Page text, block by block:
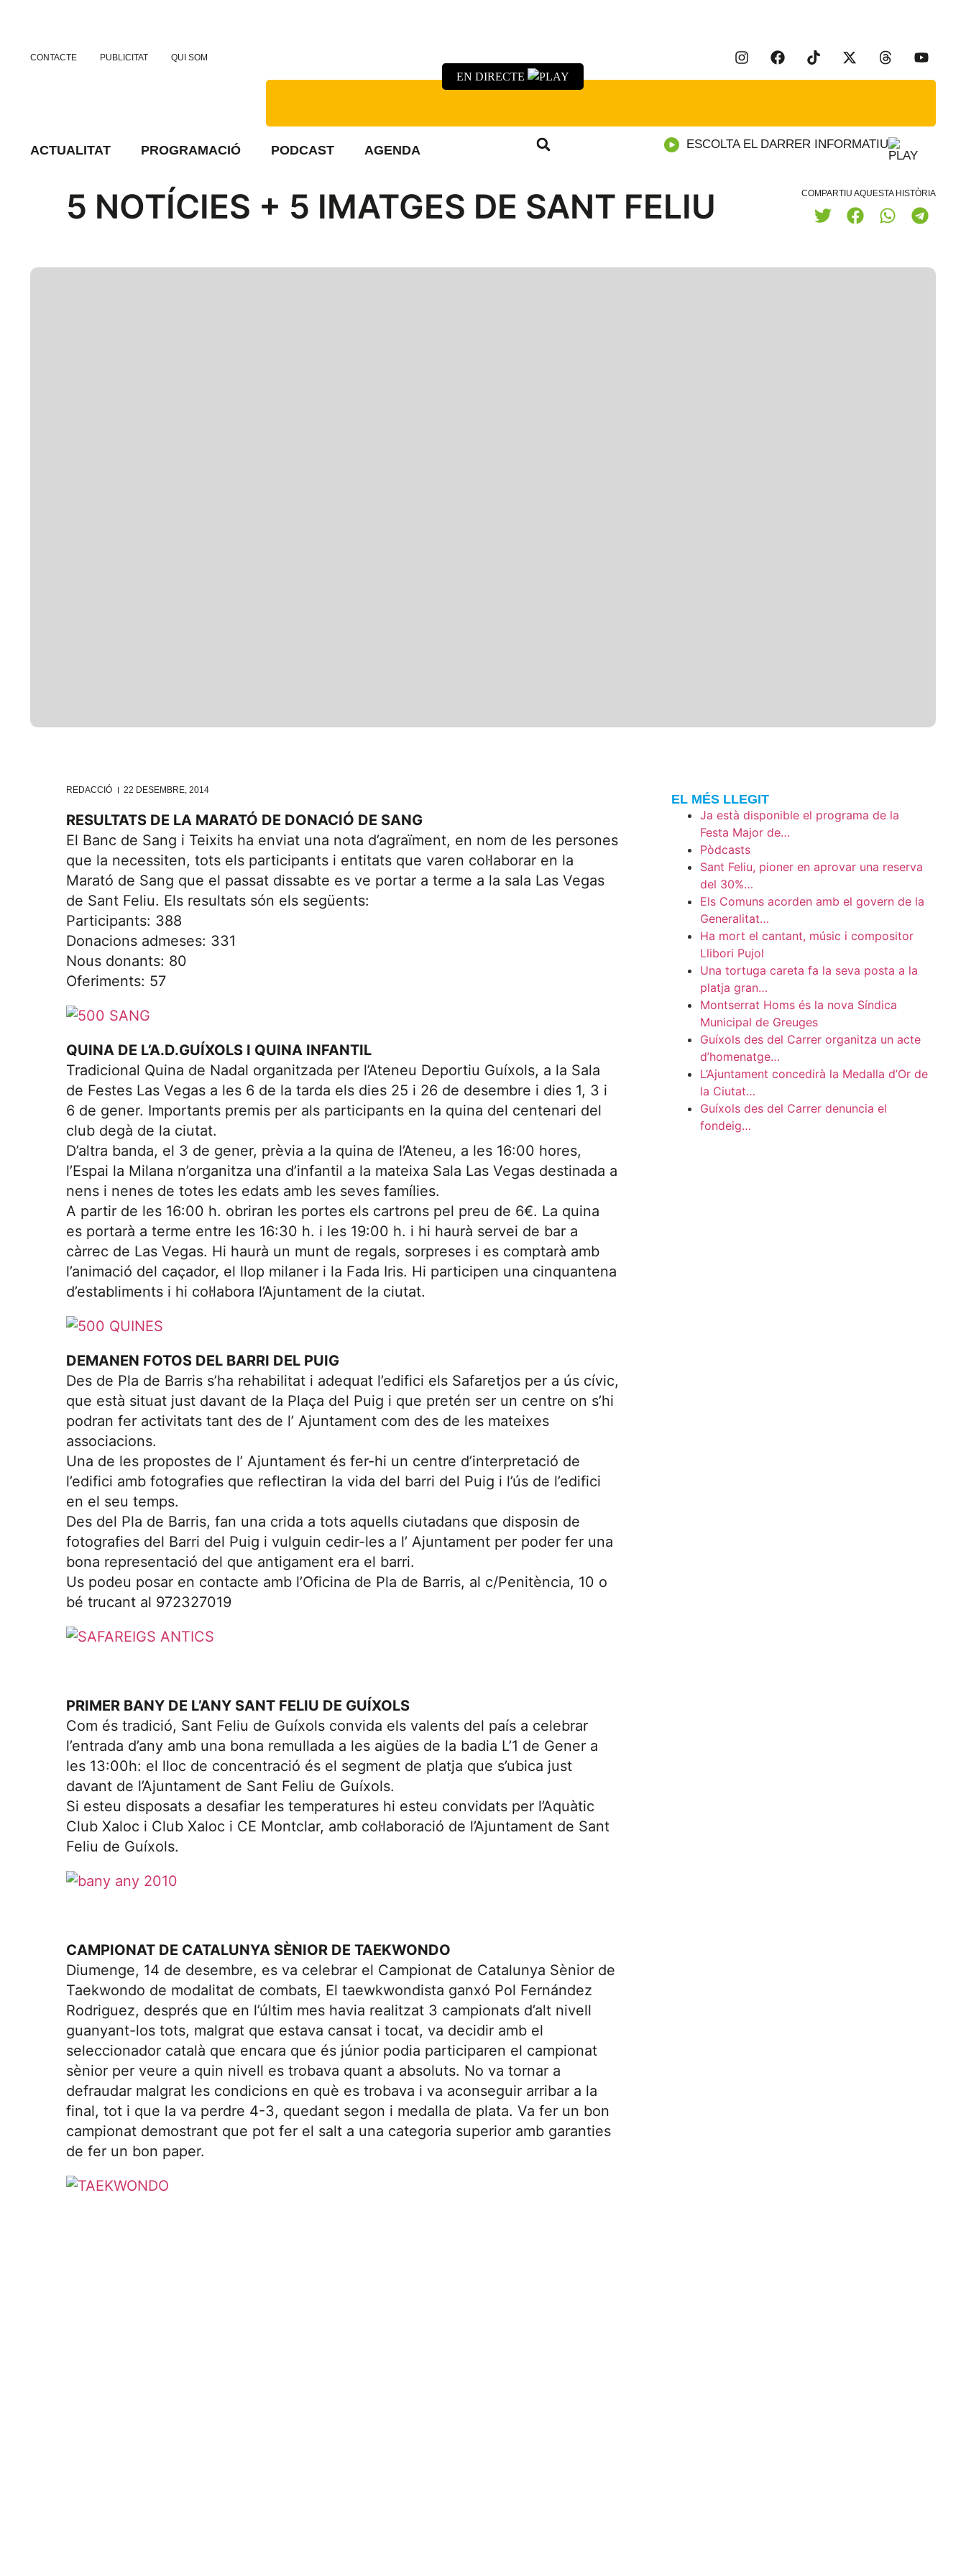
CONTACTE PUBLICITAT QUI SOM
EN DIRECTE
ACTUALITAT PROGRAMACIÓ PODCAST AGENDA ESCOLTA EL DARRER INFORMATIU
5 NOTÍCIES + 5 IMATGES DE SANT FELIU COMPARTIU AQUESTA HISTÒRIA
REDACCIÓ 22 DESEMBRE, 2014
RESULTATS DE LA MARATÓ DE DONACIÓ DE SANG
El Banc de Sang i Teixits ha enviat una nota d’agraïment, en nom de les persones
que la necessiten, tots els participants i entitats que varen col·laborar en la
Marató de Sang que el passat dissabte es ve portar a terme a la sala Las Vegas
de Sant Feliu. Els resultats són els següents:
Participants: 388
Donacions admeses: 331
Nous donants: 80
Oferiments: 57
QUINA DE L’A.D.GUÍXOLS I QUINA INFANTIL
Tradicional Quina de Nadal organitzada per l’Ateneu Deportiu Guíxols, a la Sala
de Festes Las Vegas a les 6 de la tarda els dies 25 i 26 de desembre i dies 1, 3 i
6 de gener. Importants premis per als participants en la quina del centenari del
club degà de la ciutat.
D’altra banda, el 3 de gener, prèvia a la quina de l’Ateneu, a les 16:00 hores,
l’Espai la Milana n’organitza una d’infantil a la mateixa Sala Las Vegas destinada a
nens i nenes de totes les edats amb les seves famílies.
A partir de les 16:00 h. obriran les portes els cartrons pel preu de 6€. La quina
es portarà a terme entre les 16:30 h. i les 19:00 h. i hi haurà servei de bar a
càrrec de Las Vegas. Hi haurà un munt de regals, sorpreses i es comptarà amb
l’animació del caçador, el llop milaner i la Fada Iris. Hi participen una cinquantena
d’establiments i hi col·labora l’Ajuntament de la ciutat.
DEMANEN FOTOS DEL BARRI DEL PUIG
Des de Pla de Barris s’ha rehabilitat i adequat l’edifici els Safaretjos per a ús cívic,
que està situat just davant de la Plaça del Puig i que pretén ser un centre on s’hi
podran fer activitats tant des de l’ Ajuntament com des de les mateixes
associacions.
Una de les propostes de l’ Ajuntament és fer-hi un centre d’interpretació de
l’edifici amb fotografies que reflectiran la vida del barri del Puig i l’ús de l’edifici
en el seu temps.
Des del Pla de Barris, fan una crida a tots aquells ciutadans que disposin de
fotografies del Barri del Puig i vulguin cedir-les a l’ Ajuntament per poder fer una
bona representació del que antigament era el barri.
Us podeu posar en contacte amb l’Oficina de Pla de Barris, al c/Penitència, 10 o
bé trucant al 972327019
PRIMER BANY DE L’ANY SANT FELIU DE GUÍXOLS
Com és tradició, Sant Feliu de Guíxols convida els valents del país a celebrar
l’entrada d’any amb una bona remullada a les aigües de la badia L’1 de Gener a
les 13:00h: el lloc de concentració és el segment de platja que s’ubica just
davant de l’Ajuntament de Sant Feliu de Guíxols.
Si esteu disposats a desafiar les temperatures hi esteu convidats per l’Aquàtic
Club Xaloc i Club Xaloc i CE Montclar, amb col·laboració de l’Ajuntament de Sant
Feliu de Guíxols.
CAMPIONAT DE CATALUNYA SÈNIOR DE TAEKWONDO
Diumenge, 14 de desembre, es va celebrar el Campionat de Catalunya Sènior de
Taekwondo de modalitat de combats, El taewkwondista ganxó Pol Fernández
Rodriguez, després que en l’últim mes havia realitzat 3 campionats d’alt nivell
guanyant-los tots, malgrat que estava cansat i tocat, va decidir amb el
seleccionador català que encara que és júnior podia participaren el campionat
sènior per veure a quin nivell es trobava quant a absoluts. No va tornar a
defraudar malgrat les condicions en què es trobava i va aconseguir arribar a la
final, tot i que la va perdre 4-3, quedant segon i medalla de plata. Va fer un bon
campionat demostrant que pot fer el salt a una categoria superior amb garanties
de fer un bon paper.
EL MÉS LLEGIT
Ja està disponible el programa de la
Festa Major de…
Pòdcasts
Sant Feliu, pioner en aprovar una reserva
del 30%…
Els Comuns acorden amb el govern de la
Generalitat…
Ha mort el cantant, músic i compositor
Llibori Pujol
Una tortuga careta fa la seva posta a la
platja gran…
Montserrat Homs és la nova Síndica
Municipal de Greuges
Guíxols des del Carrer organitza un acte
d’homenatge…
L’Ajuntament concedirà la Medalla d’Or de
la Ciutat…
Guíxols des del Carrer denuncia el
fondeig…